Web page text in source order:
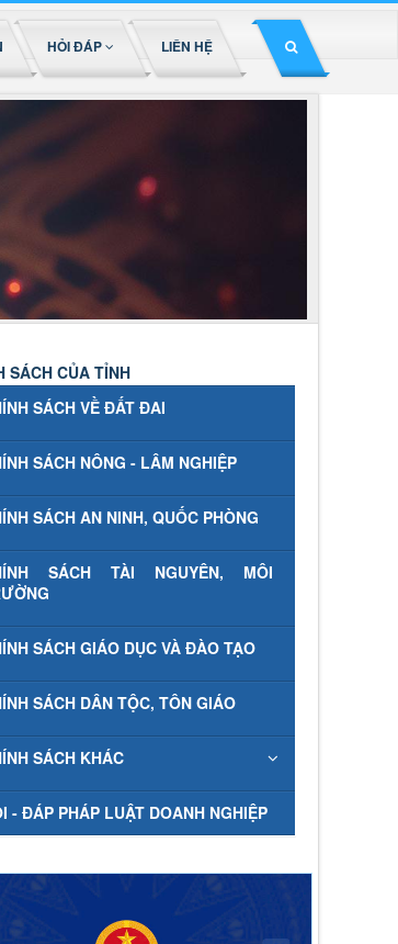
HỎI ĐÁP LIÊN HỆ
SÁCH CỦA TỈNH
SÁCH VỀ ĐẤT ĐAI
SÁCH NÔNG - LÂM NGHIỆP
SÁCH AN NINH, QUỐC PHÒNG
SÁCH TÀI NGUYÊN, MÔI
SÁCH GIÁO DỤC VÀ ĐÀO TẠO
SÁCH DÂN TỘC, TÔN GIÁO
SÁCH KHÁC
- ĐÁP PHÁP LUẬT DOANH NGHIỆP